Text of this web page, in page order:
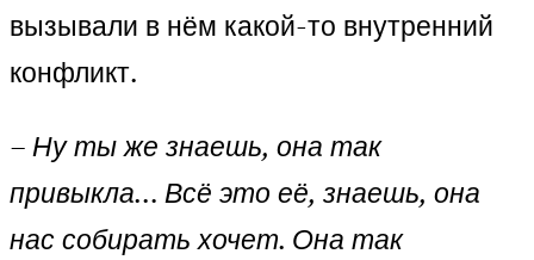
вызывали в нём какой-то внутренний
конфликт.
– Ну ты же знаешь, она так
привыкла… Всё это её, знаешь, она
нас собирать хочет. Она так